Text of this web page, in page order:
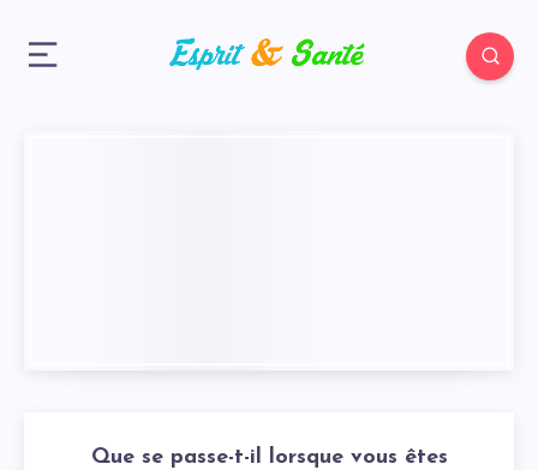
Que se passe-t-il lorsque vous êtes